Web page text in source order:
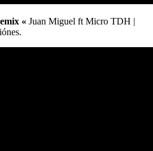
« Juan Miguel ft Micro TDH |